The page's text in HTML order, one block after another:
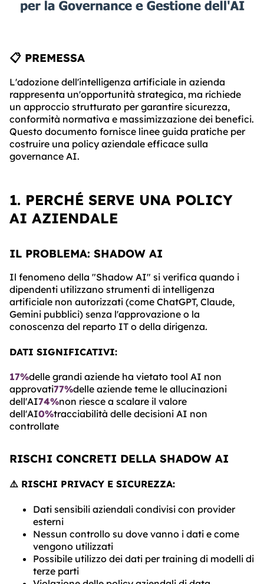
📋 PREMESSA
L'adozione dell'intelligenza artificiale in azienda
rappresenta un'opportunità strategica, ma richiede
un approccio strutturato per garantire sicurezza,
conformità normativa e massimizzazione dei benefici.
Questo documento fornisce linee guida pratiche per
costruire una policy aziendale efficace sulla
governance AI.
1. PERCHÉ SERVE UNA POLICY
AI AZIENDALE
IL PROBLEMA: SHADOW AI
Il fenomeno della "Shadow AI" si verifica quando i
dipendenti utilizzano strumenti di intelligenza
artificiale non autorizzati (come ChatGPT, Claude,
Gemini pubblici) senza l'approvazione o la
conoscenza del reparto IT o della dirigenza.
DATI SIGNIFICATIVI:
17%delle grandi aziende ha vietato tool AI non
approvati77%delle aziende teme le allucinazioni
dell'AI74%non riesce a scalare il valore
dell'AI0%tracciabilità delle decisioni AI non
controllate
RISCHI CONCRETI DELLA SHADOW AI
⚠️ RISCHI PRIVACY E SICUREZZA:
Dati sensibili aziendali condivisi con provider
esterni
Nessun controllo su dove vanno i dati e come
vengono utilizzati
Possibile utilizzo dei dati per training di modelli di
terze parti